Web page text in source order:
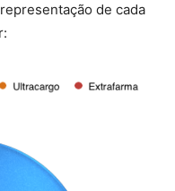
de cada